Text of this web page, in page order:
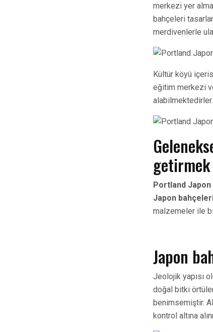
merkezi yer
bahçeleri
merdivenlerle
Kültür köyü
eğitim merkezi
alabilmektedirler.
getirmek
Portland Japon
Japon
malzemeler ile
Japon
Jeolojik yapısı
doğal bitki
benimsemiştir.
kontrol altına